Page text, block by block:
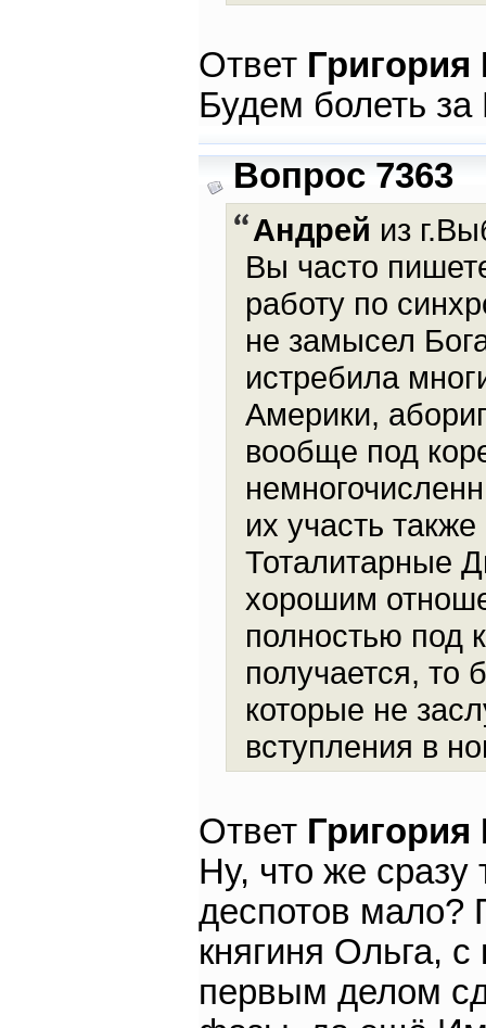
Ответ
Будем болеть
Вопрос 7363
Андрей из
Вы часто
работу по
не замысел
истребила
Америки,
вообще под
их участь
Тоталитарные
хорошим
полностью под
получается, то
которые не
вступления в
Ответ
Ну, что же
деспотов мало?
княгиня Ольга,
первым делом